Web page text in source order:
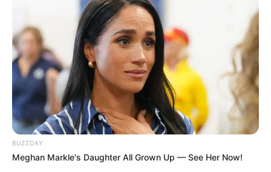
BUZZDAY
Meghan Markle's Daughter All Grown Up — See Her Now!